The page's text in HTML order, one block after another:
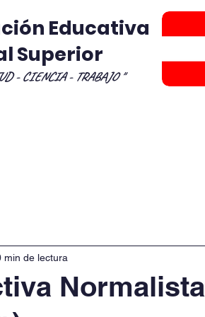
Educativa
Superior
- CIENCIA - TRABAJO "
Normalista
min de lectura